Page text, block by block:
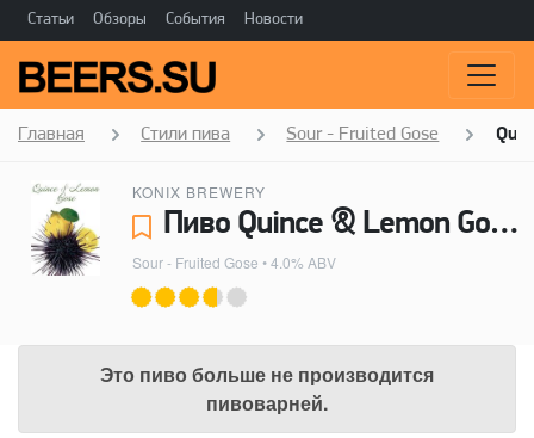
Статьи Обзоры События Новости
Главная Стили пива Sour - Fruited Gose
KONIX BREWERY
Пиво Quince & Lemon Gose - Konix Brewery
Sour - Fruited Gose • 4.0% ABV
Это пиво больше не производится
пивоварней.